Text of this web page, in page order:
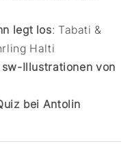
legt los: Tabati &
Halti
Illustrationen von
bei Antolin